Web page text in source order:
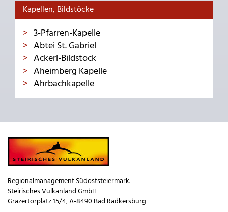
Kapellen, Bildstöcke
3-Pfarren-Kapelle
Abtei St. Gabriel
Ackerl-Bildstock
Aheimberg Kapelle
Ahrbachkapelle
Regionalmanagement Südoststeiermark.
Steirisches Vulkanland GmbH
Grazertorplatz 15/4, A-8490 Bad Radkersburg